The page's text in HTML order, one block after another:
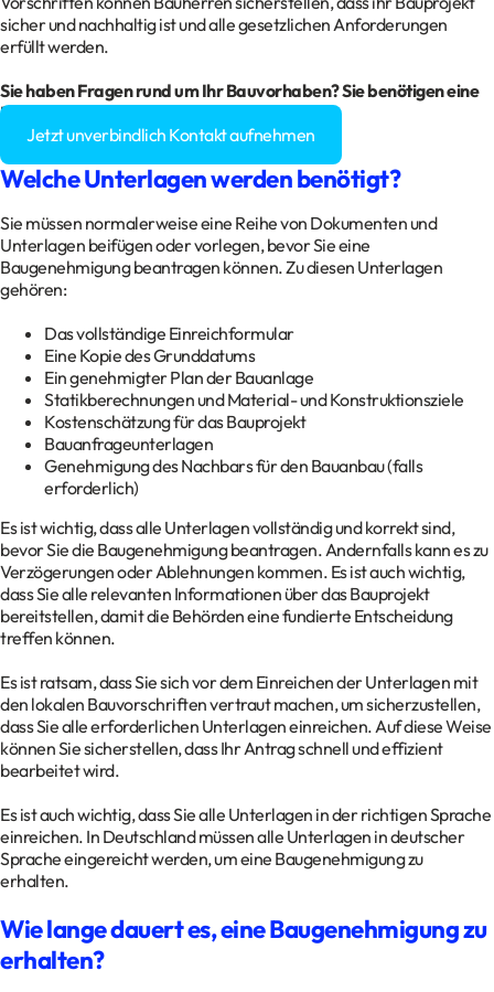
sicher und nachhaltig ist und alle gesetzlichen Anforderungen
erfüllt werden.
Sie haben Fragen rund um IhrBauvorhaben? Sie benötigen eine
Baugenehmigung?
Jetzt unverbindlich Kontakt aufnehmen
Welche Unterlagen werden benötigt?
Sie müssen normalerweise eine Reihe von Dokumenten und
Unterlagen beifügen oder vorlegen, bevor Sie eine
Baugenehmigung beantragen können. Zu diesen Unterlagen
gehören:
Das vollständige Einreichformular
Eine Kopie des Grunddatums
Ein genehmigter Plan der Bauanlage
Statikberechnungen und Material- und Konstruktionsziele
Kostenschätzung für das Bauprojekt
Bauanfrageunterlagen
Genehmigung des Nachbars für den Bauanbau (falls
erforderlich)
Es ist wichtig, dass alle Unterlagen vollständig und korrekt sind,
bevor Sie die Baugenehmigung beantragen. Andernfalls kann es zu
Verzögerungen oder Ablehnungen kommen. Es ist auch wichtig,
dass Sie alle relevanten Informationen über das Bauprojekt
bereitstellen, damit die Behörden eine fundierte Entscheidung
treffen können.
Es ist ratsam, dass Sie sich vor dem Einreichen der Unterlagen mit
den lokalen Bauvorschriften vertraut machen, um sicherzustellen,
dass Sie alle erforderlichen Unterlagen einreichen. Auf diese Weise
können Sie sicherstellen, dass Ihr Antrag schnell und effizient
bearbeitet wird.
Es ist auch wichtig, dass Sie alle Unterlagen in der richtigen Sprache
einreichen. In Deutschland müssen alle Unterlagen in deutscher
Sprache eingereicht werden, um eine Baugenehmigung zu
erhalten.
Wie lange dauert es, eine Baugenehmigung zu
erhalten?